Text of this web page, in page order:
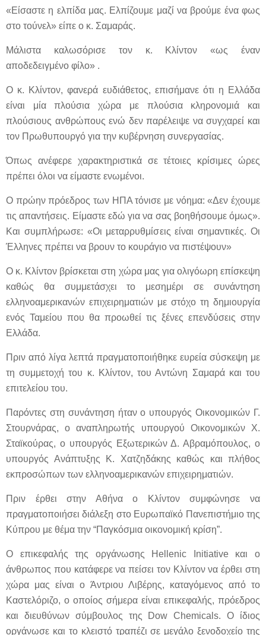
«Είσαστε η ελπίδα μας. Ελπίζουμε μαζί να βρούμε ένα φως
στο τούνελ» είπε ο κ. Σαμαράς.
Μάλιστα καλωσόρισε τον κ. Κλίντον «ως έναν
αποδεδειγμένο φίλο» .
Ο κ. Κλίντον, φανερά ευδιάθετος, επισήμανε ότι η Ελλάδα
είναι μία πλούσια χώρα με πλούσια κληρονομιά και
πλούσιους ανθρώπους ενώ δεν παρέλειψε να συγχαρεί και
τον Πρωθυπουργό για την κυβέρνηση συνεργασίας.
Όπως ανέφερε χαρακτηριστικά σε τέτοιες κρίσιμες ώρες
πρέπει όλοι να είμαστε ενωμένοι.
Ο πρώην πρόεδρος των ΗΠΑ τόνισε με νόημα: «Δεν έχουμε
τις απαντήσεις. Είμαστε εδώ για να σας βοηθήσουμε όμως».
Και συμπλήρωσε: «Οι μεταρρυθμίσεις είναι σημαντικές. Οι
Έλληνες πρέπει να βρουν το κουράγιο να πιστέψουν»
Ο κ. Κλίντον βρίσκεται στη χώρα μας για ολιγόωρη επίσκεψη
καθώς θα συμμετάσχει το μεσημέρι σε συνάντηση
ελληνοαμερικανών επιχειρηματιών με στόχο τη δημιουργία
ενός Ταμείου που θα προωθεί τις ξένες επενδύσεις στην
Ελλάδα.
Πριν από λίγα λεπτά πραγματοποιήθηκε ευρεία σύσκεψη με
τη συμμετοχή του κ. Κλίντον, του Αντώνη Σαμαρά και του
επιτελείου του.
Παρόντες στη συνάντηση ήταν ο υπουργός Οικονομικών Γ.
Στουρνάρας, ο αναπληρωτής υπουργού Οικονομικών Χ.
Σταϊκούρας, ο υπουργός Εξωτερικών Δ. Αβραμόπουλος, ο
υπουργός Ανάπτυξης Κ. Χατζηδάκης καθώς και πλήθος
εκπροσώπων των ελληνοαμερικανών επιχειρηματιών.
Πριν έρθει στην Αθήνα ο Κλίντον συμφώνησε να
πραγματοποιήσει διάλεξη στο Ευρωπαϊκό Πανεπιστήμιο της
Κύπρου με θέμα την “Παγκόσμια οικονομική κρίση”.
Ο επικεφαλής της οργάνωσης Hellenic Initiative και ο
άνθρωπος που κατάφερε να πείσει τον Κλίντον να έρθει στη
χώρα μας είναι ο Άντριου Λιβέρης, καταγόμενος από το
Καστελόριζο, ο οποίος σήμερα είναι επικεφαλής, πρόεδρος
και διευθύνων σύμβουλος της Dow Chemicals. Ο ίδιος
οργάνωσε και το κλειστό τραπέζι σε μεγάλο ξενοδοχείο της